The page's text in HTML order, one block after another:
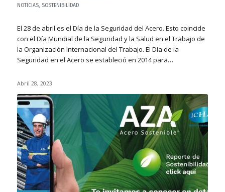
NOTICIAS, SOSTENIBILIDAD
El 28 de abril es el Día de la Seguridad del Acero. Esto coincide
con el Día Mundial de la Seguridad y la Salud en el Trabajo de
la Organización Internacional del Trabajo. El Día de la
Seguridad en el Acero se estableció en 2014 para…
Abril 28, 2023